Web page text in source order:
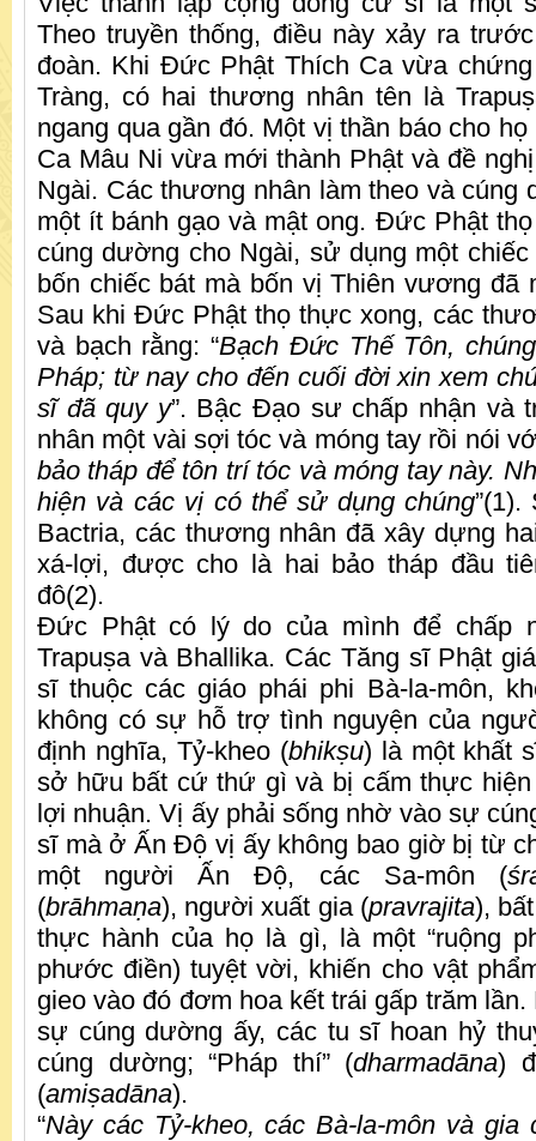
Theo truyền thống, điều này xảy ra
đoàn. Khi Đức Phật Thích Ca vừa
Tràng, có hai thương nhân tên là
ngang qua gần đó. Một vị thần báo cho
Ca Mâu Ni vừa mới thành Phật và đề
Ngài. Các thương nhân làm theo và
một ít bánh gạo và mật ong. Đức Phật
cúng dường cho Ngài, sử dụng một
bốn chiếc bát mà bốn vị Thiên vương đã
Sau khi Đức Phật thọ thực xong, các
và bạch rằng: “Bạch Đức Thế Tôn,
Pháp; từ nay cho đến cuối đời xin xem
sĩ đã quy y”. Bậc Đạo sư chấp nhận và
nhân một vài sợi tóc và móng tay rồi nói
bảo tháp để tôn trí tóc và móng tay này.
hiện và các vị có thể sử dụng chúng
Bactria, các thương nhân đã xây dựng
xá-lợi, được cho là hai bảo tháp đầu
đô(2).
Đức Phật có lý do của mình để chấp
Trapuṣa và Bhallika. Các Tăng sĩ Phật
sĩ thuộc các giáo phái phi Bà-la-môn,
không có sự hỗ trợ tình nguyện của
định nghĩa, Tỷ-kheo (bhikṣu) là một khất
sở hữu bất cứ thứ gì và bị cấm thực
lợi nhuận. Vị ấy phải sống nhờ vào sự
sĩ mà ở Ấn Độ vị ấy không bao giờ bị từ
một người Ấn Độ, các Sa-môn (
(brāhmaṇa), người xuất gia (pravrajita),
thực hành của họ là gì, là một “ruộng
phước điền) tuyệt vời, khiến cho vật
gieo vào đó đơm hoa kết trái gấp trăm
sự cúng dường ấy, các tu sĩ hoan hỷ
cúng dường; “Pháp thí” (dharmadāna)
(amiṣadāna).
“Này các Tỷ-kheo, các Bà-la-môn và